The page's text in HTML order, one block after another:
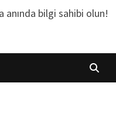
anında bilgi sahibi olun!